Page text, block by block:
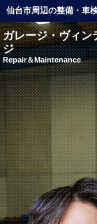
仙台市周辺の整備・車
ガレージ・ヴィン
ジ
Repair＆Maintenance